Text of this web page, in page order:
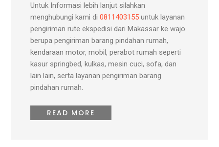
Untuk Informasi lebih lanjut silahkan
menghubungi kami di0811403155 untuk layanan
pengiriman rute ekspedisi dari Makassar ke wajo
berupa pengiriman barang pindahan rumah,
kendaraan motor, mobil, perabot rumah seperti
kasur springbed, kulkas, mesin cuci, sofa, dan
lain lain, serta layanan pengiriman barang
pindahan rumah.
READ MORE